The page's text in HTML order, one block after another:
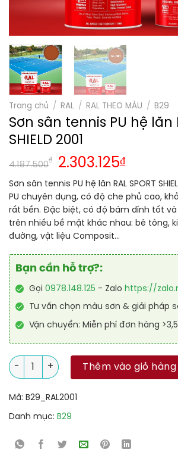
Trang chủ / RAL / RAL THEO MÀU / B29
Sơn sân tennis PU hệ lăn
SHIELD 2001
4.187.500
₫ 2.303.125₫
Sơn sân tennis PU hệ lăn RAL SPORT
PU chuyên dụng, có độ che phủ cao,
rất bền. Đặc biệt, có độ bám dính tốt
trên nhiều bề mặt khác nhau: bê tông,
đường, vật liệu Composit…
Bạn cần hỗ trợ?:
Gọi 0978.148.125 - Zalo https://
Tư vấn chọn màu sơn & giải pháp
Vận chuyển: Miễn phí đơn hàng
Sơn sân tennis PU hệ lăn RAL SPORT
Thêm vào giỏ hàng
Mã: B29_RAL2001
Danh mục: B29